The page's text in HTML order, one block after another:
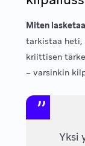
Miten
tarkistaa heti,
kriittisen
– varsinkin
Yksi